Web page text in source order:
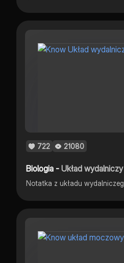
722 21080
Biologia -Układ wydalniczy